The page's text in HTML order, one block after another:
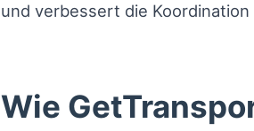
und verbessert die
Wie